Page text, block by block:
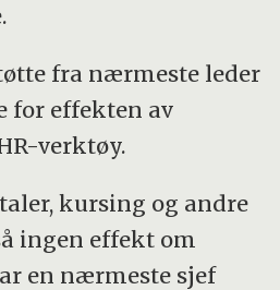
fra nærmeste leder
for effekten av
verktøy.
kursing og andre
ingen effekt om
en nærmeste sjef